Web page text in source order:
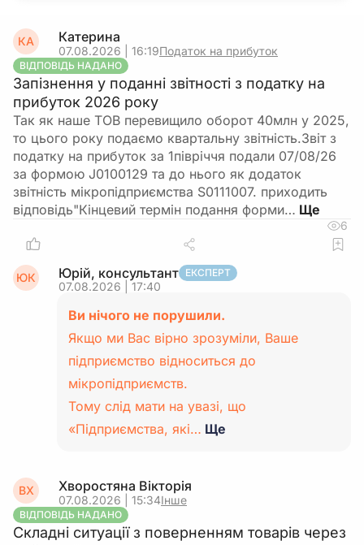
КА Катерина
07.08.2026 | 16:19Податок на прибуток
ВІДПОВІДЬ НАДАНО
Запізнення у поданні звітності з податку на
прибуток 2026 року
Так як наше ТОВ перевищило оборот 40млн у 2025,
то цього року подаємо квартальну звітність.Звіт з
податку на прибуток за 1півріччя подали 07/08/26
за формою J0100129 та до нього як додаток
звітність мікропідприємства S0111007. приходить
відповідь"Кінцевий термін подання форми…
6
ЮК Юрій, консультант ЕКСПЕРТ
07.08.2026 | 17:40
Ви нічого не порушили.
Якщо ми Вас вірно зрозуміли, Ваше
підприємство відноситься до
мікропідприємств.
Тому слід мати на увазі, що
«Підприємства, які… Ще
ВХ Хворостяна Вікторія
07.08.2026 | 15:34Інше
ВІДПОВІДЬ НАДАНО
Складні ситуації з поверненням товарів через